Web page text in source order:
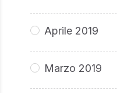
Aprile 2019
Marzo 2019